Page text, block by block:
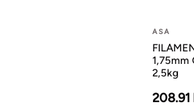
ASA
1,75mm
2,5kg
208.91